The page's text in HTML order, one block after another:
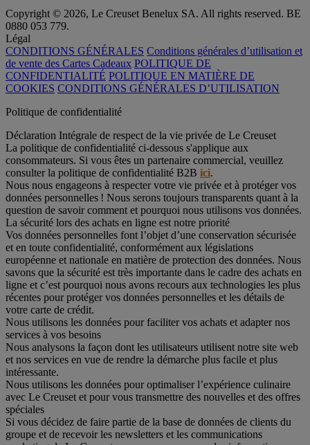
Copyright © 2026, Le Creuset Benelux SA. All rights reserved. BE
0880 053 779.
Légal
CONDITIONS GÉNÉRALES Conditions générales d’utilisation et
de vente des Cartes Cadeaux POLITIQUE DE
CONFIDENTIALITÉ POLITIQUE EN MATIÈRE DE
COOKIES CONDITIONS GÉNÉRALES D’UTILISATION
Politique de confidentialité
Déclaration Intégrale de respect de la vie privée de Le Creuset
La politique de confidentialité ci-dessous s'applique aux
consommateurs. Si vous êtes un partenaire commercial, veuillez
consulter la politique de confidentialité B2B ici.
Nous nous engageons à respecter votre vie privée et à protéger vos
données personnelles ! Nous serons toujours transparents quant à la
question de savoir comment et pourquoi nous utilisons vos données.
La sécurité lors des achats en ligne est notre priorité
Vos données personnelles font l’objet d’une conservation sécurisée
et en toute confidentialité, conformément aux législations
européenne et nationale en matière de protection des données. Nous
savons que la sécurité est très importante dans le cadre des achats en
ligne et c’est pourquoi nous avons recours aux technologies les plus
récentes pour protéger vos données personnelles et les détails de
votre carte de crédit.
Nous utilisons les données pour faciliter vos achats et adapter nos
services à vos besoins
Nous analysons la façon dont les utilisateurs utilisent notre site web
et nos services en vue de rendre la démarche plus facile et plus
intéressante.
Nous utilisons les données pour optimaliser l’expérience culinaire
avec Le Creuset et pour vous transmettre des nouvelles et des offres
spéciales
Si vous décidez de faire partie de la base de données de clients du
groupe et de recevoir les newsletters et les communications